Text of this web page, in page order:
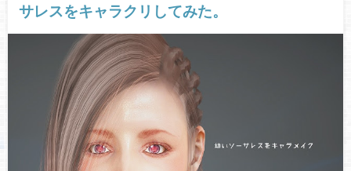
サレスをキャラクリしてみた。